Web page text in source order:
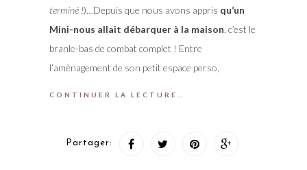
terminé !)…Depuis que nous avons appris qu’un
Mini-nous allait débarquer à la maison , c’est le
branle-bas de combat complet ! Entre
l’amènagement de son petit espace perso,
CONTINUER LA LECTURE…
Partager: